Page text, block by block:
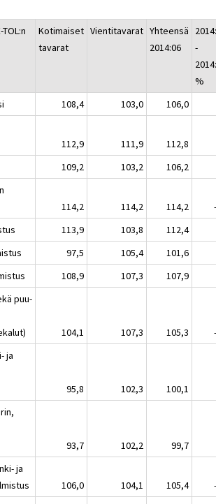
Kotimaiset
tavarat
Vientitavarat Yhteensä
2014:06
-
%
108,4 103,0 106,0
112,9 111,9 112,8
109,2 103,2 106,2
114,2 114,2 114,2
113,9 103,8 112,4
97,5 105,4 101,6
108,9 107,3 107,9
puu-
104,1 107,3 105,3
ja
95,8 102,3 100,1
93,7 102,2 99,7
ja
106,0 104,1 105,4